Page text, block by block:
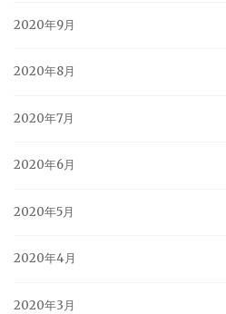
2020年9月
2020年8月
2020年7月
2020年6月
2020年5月
2020年4月
2020年3月